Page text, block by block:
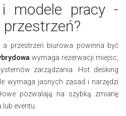
i modele pracy -
a przestrzeń biurowa powinna być
wymaga rezerwacji miejsc,
zarządzania. Hot desking
wymaga jasnych zasad i narzędzi
pozwalają na szybką zmianę
lub eventu.